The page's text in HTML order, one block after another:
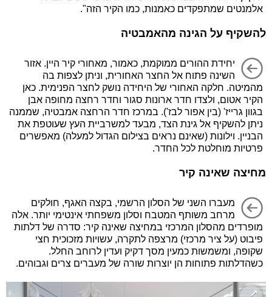
אלמנטים שמתפקדים כאמנות, כמו הקיר הזה".
להשקיף על הגינה מהאמבטיה
יחידת ההורים ממוקמת, כאמור, מאחורי קיר היין. אזור
השינה פתוח אל החצר האחורית, וניתן לצפות בה
מהמיטה. חלקה האחורי של היחידה נושק לחצר הפנימית. כאן
הקיר אטום, ולצדו חדר ארונות סגור וחדר רחצה מחופה אבן
בגוון גרייז' (בין אפור לבז'). במרכז חדר הרחצה אמבטיה, שממנה
ניתן להשקיף אל גינת הצד, מבעד למשרביית העץ שעוטפת את
הבניין. וילונות (שאינם נראים בצילום הגדול למעלה) מאפשרים
פרטיות מוחלטת לכל החדר.
מחיצה שאינה קיר
מעברו השני של הסלון הרשמי, בקצה האגף, חולקים
מרחב משותף המטבח וסלון משפחתי אינטימי יותר. אלה
מופרדים מהסלון המרכזי במחיצה שאינה קיר: סדרה של דלתות
פיבוט (על ציר מרכזי) מרצפה לתקרה, עשויות מזכוכית חצי
שקופה, ומשמשות כמעין מסך דקיק ועדין לרוחב החלל.
כשהדלתות פתוחות הן יוצרות שורה של מעברים צרים וגבוהים.